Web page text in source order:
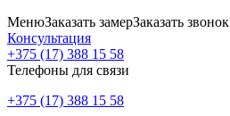
МенюЗаказать замерЗаказать звонок
Консультация
+375 (17) 388 15 58
Телефоны для связи
+375 (17) 388 15 58